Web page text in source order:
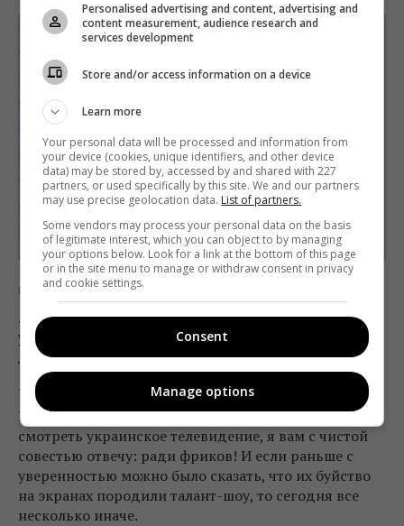
Медиатусовка Обзоры
«Спасибо, что живы»: фрики на
украинском телевидении
Telekritika
Если вы спросите меня, с какой стати нужно
смотреть украинское телевидение, я вам с чистой
совестью отвечу: ради фриков! И если раньше с
уверенностью можно было сказать, что их буйство
на экранах породили талант-шоу, то сегодня все
несколько иначе.
Personalised advertising and content, advertising and
content measurement, audience research and
services development
Store and/or access information on a device
Learn more
Your personal data will be processed and information from
your device (cookies, unique identifiers, and other device
data) may be stored by, accessed by and shared with 227
partners, or used specifically by this site. We and our partners
may use precise geolocation data. List of partners.
Some vendors may process your personal data on the basis
of legitimate interest, which you can object to by managing
your options below. Look for a link at the bottom of this page
or in the site menu to manage or withdraw consent in privacy
and cookie settings.
Consent
Manage options